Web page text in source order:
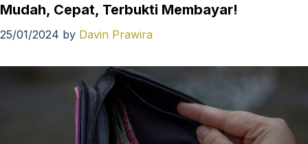
Mudah, Cepat, Terbukti Membayar!
25/01/2024 by Davin Prawira